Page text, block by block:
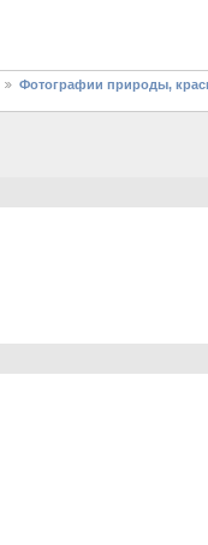
Фотографии природы,